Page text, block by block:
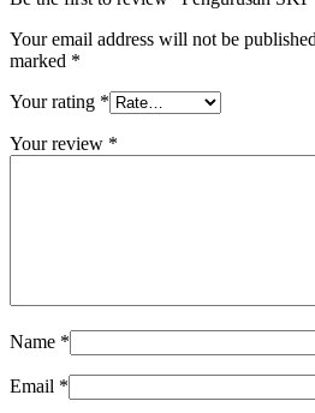
Your email address will not be
marked *
Your rating *
Your review *
Name *
Email *